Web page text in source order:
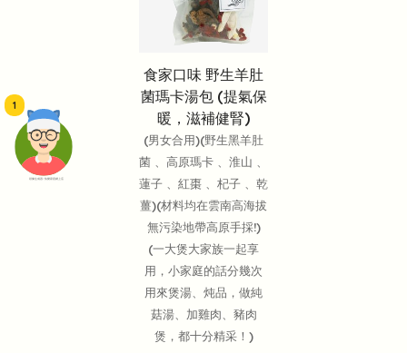
頭像生成器: 快樂家庭網上店
1
食家口味 野生羊肚
菌瑪卡湯包 (提氣保
暖，滋補健腎)
(男女合用)(野生黑羊肚
菌 、高原瑪卡 、淮山 、
蓮子 、紅棗 、杞子 、乾
薑)(材料均在雲南高海拔
無污染地帶高原手採!)
(一大煲大家族一起享
用，小家庭的話分幾次
用來煲湯、炖品，做純
菇湯、加雞肉、豬肉
煲，都十分精采！)